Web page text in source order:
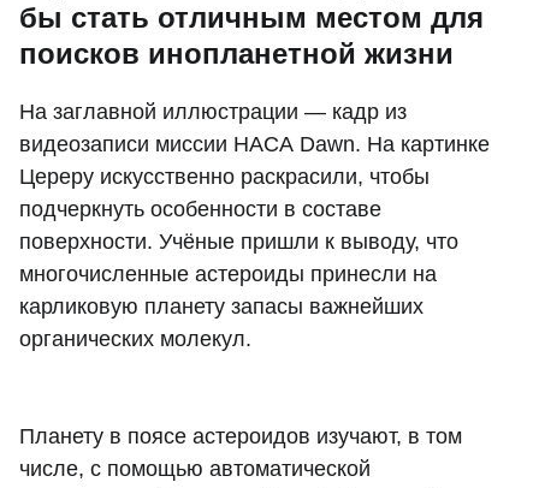
бы стать отличным местом для
поисков инопланетной жизни
На заглавной иллюстрации — кадр из
видеозаписи миссии НАСА Dawn. На картинке
Цереру искусственно раскрасили, чтобы
подчеркнуть особенности в составе
поверхности. Учёные пришли к выводу, что
многочисленные астероиды принесли на
карликовую планету запасы важнейших
органических молекул.
Планету в поясе астероидов изучают, в том
числе, с помощью автоматической